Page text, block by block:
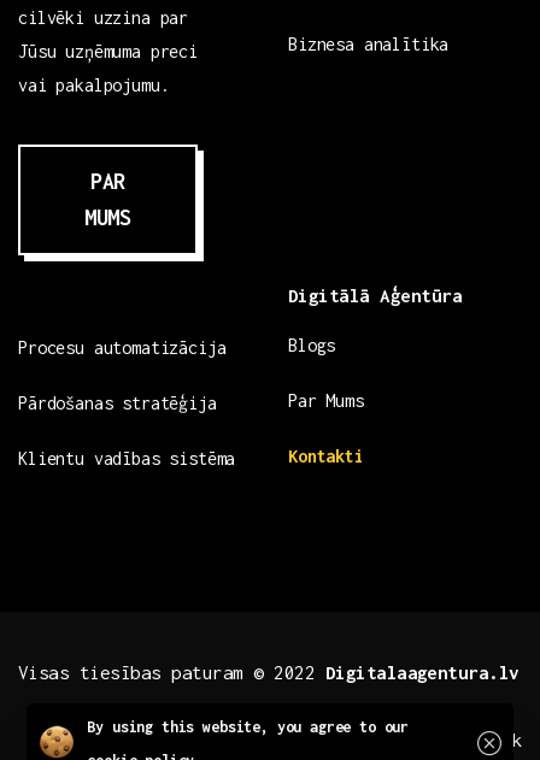
cilvēki uzzina par
Jūsu uzņēmuma preci
vai pakalpojumu.
PAR
MUMS
Biznesa analītika
Procesu automatizācija
Pārdošanas stratēģija
Klientu vadības sistēma
Digitālā Aģentūra
Blogs
Par Mums
Kontakti
Visas tiesības paturam © 2022 Digitalaagentura.lv
.fb .insta .tiktok
By using this website, you agree to our
Close